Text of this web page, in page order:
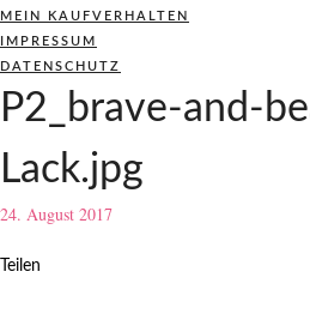
MEIN KAUFVERHALTEN
IMPRESSUM
DATENSCHUTZ
P2_brave-and-
Lack.jpg
24. August 2017
Teilen